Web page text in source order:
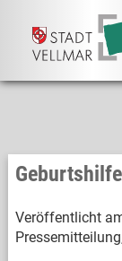
Veröffentlicht